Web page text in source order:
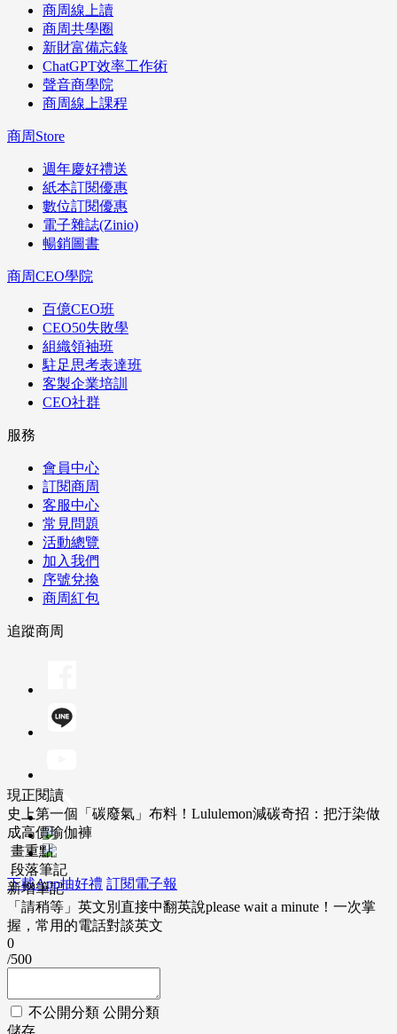
商周線上讀
商周共學圈
新財富備忘錄
ChatGPT效率工作術
聲音商學院
商周線上課程
商周Store
週年慶好禮送
紙本訂閱優惠
數位訂閱優惠
電子雜誌(Zinio)
暢銷圖書
商周CEO學院
百億CEO班
CEO50失敗學
組織領袖班
駐足思考表達班
客製企業培訓
CEO社群
服務
會員中心
訂閱商周
客服中心
常見問題
活動總覽
加入我們
序號兌換
商周紅包
追蹤商周
下載App抽好禮 訂閱電子報
現正閱讀
史上第一個「碳廢氣」布料！Lululemon減碳奇招：把汙染做
成高價瑜伽褲
畫重點
段落筆記
新增筆記
「請稍等」英文別直接中翻英說please wait a minute！一次掌
握，常用的電話對談英文
0
/500
不公開分類 公開分類
儲存